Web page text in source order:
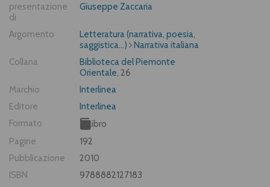
presentazione
di
Giuseppe Zaccaria
Argomento
Letteratura (narrativa, poesia,
saggistica...)
Narrativa italiana
Collana
Biblioteca del Piemonte
Orientale , 26
Marchio
Interlinea
Editore
Interlinea
Formato
Libro
Pagine
192
Pubblicazione
2010
ISBN
9788882127183